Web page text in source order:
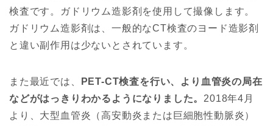
検査です。ガドリウム造影剤を使用して撮像します。
ガドリウム造影剤は、一般的なCT検査のヨード造影剤
と違い副作用は少ないとされています。
また最近では、
PET-CT検査を行い、より血管炎の局在
などがはっきりわかるようになりました。 2018年4月
より、大型血管炎（高安動炎または巨細胞性動脈炎）